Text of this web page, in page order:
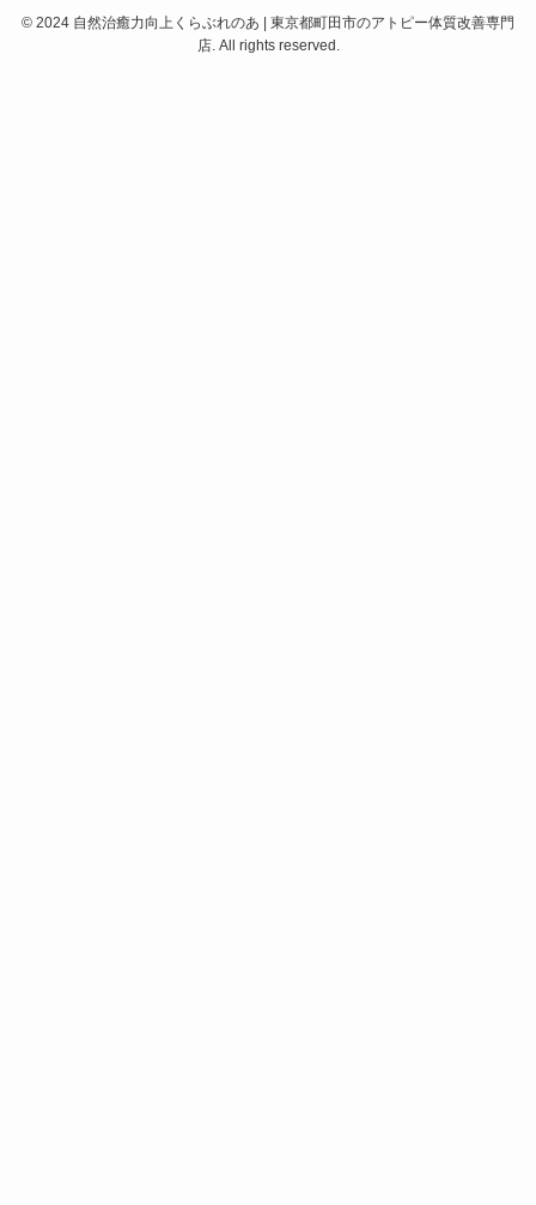
© 2024 自然治癒力向上くらぶれのあ | 東京都町田市のアトピー体質改善専門
店. All rights reserved.